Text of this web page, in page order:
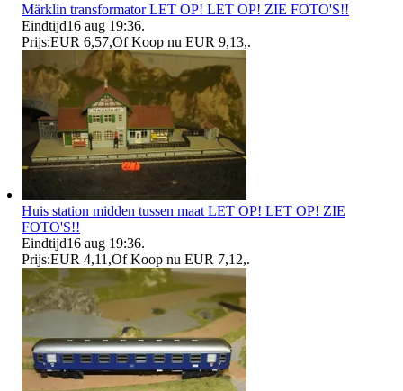
Märklin transformator LET OP! LET OP! ZIE FOTO'S!!
Eindtijd16 aug 19:36.
Prijs:EUR 6,57,Of Koop nu EUR 9,13,.
Huis station midden tussen maat LET OP! LET OP! ZIE
FOTO'S!!
Eindtijd16 aug 19:36.
Prijs:EUR 4,11 ,Of Koop nu EUR 7,12,.